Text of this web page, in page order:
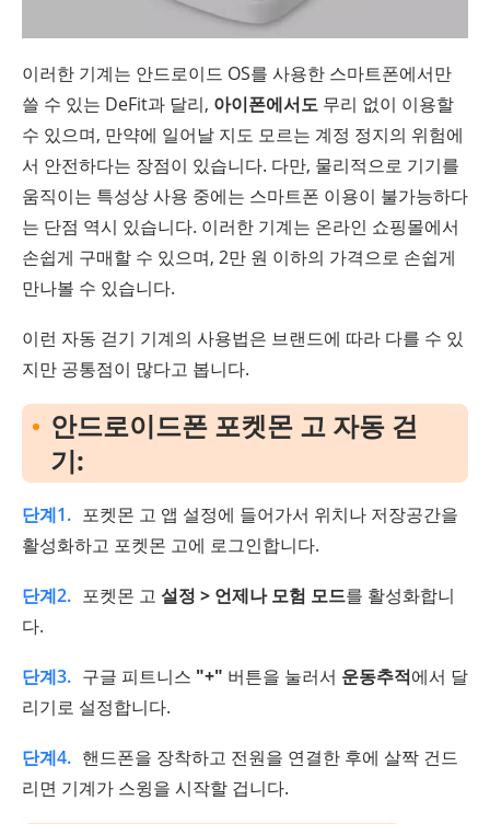
이러한 기계는 안드로이드 OS를 사용한 스마트폰에서만
쓸 수 있는 DeFit과 달리, 아이폰에서도 무리 없이 이용할
수 있으며, 만약에 일어날 지도 모르는 계정 정지의 위험에
서 안전하다는 장점이 있습니다. 다만, 물리적으로 기기를
움직이는 특성상 사용 중에는 스마트폰 이용이 불가능하다
는 단점 역시 있습니다. 이러한 기계는 온라인 쇼핑몰에서
손쉽게 구매할 수 있으며, 2만 원 이하의 가격으로 손쉽게
만나볼 수 있습니다.
이런 자동 걷기 기계의 사용법은 브랜드에 따라 다를 수 있
지만 공통점이 많다고 봅니다.
안드로이드폰 포켓몬 고 자동 걷
기:
단계1. 포켓몬 고 앱 설정에 들어가서 위치나 저장공간을
활성화하고 포켓몬 고에 로그인합니다.
단계2. 포켓몬 고 설정 > 언제나 모험 모드를 활성화합니
다.
단계3. 구글 피트니스 "+" 버튼을 눌러서 운동추적에서 달
리기로 설정합니다.
단계4. 핸드폰을 장착하고 전원을 연결한 후에 살짝 건드
리면 기계가 스윙을 시작할 겁니다.